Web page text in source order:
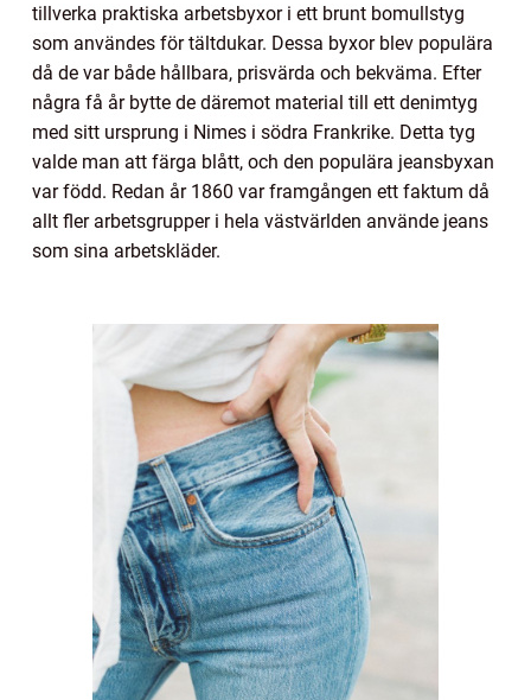
tillverka praktiska arbetsbyxor i ett brunt bomullstyg
som användes för tältdukar. Dessa byxor blev populära
då de var både hållbara, prisvärda och bekväma. Efter
några få år bytte de däremot material till ett denimtyg
med sitt ursprung i Nimes i södra Frankrike. Detta tyg
valde man att färga blått, och den populära jeansbyxan
var född. Redan år 1860 var framgången ett faktum då
allt fler arbetsgrupper i hela västvärlden använde jeans
som sina arbetskläder.